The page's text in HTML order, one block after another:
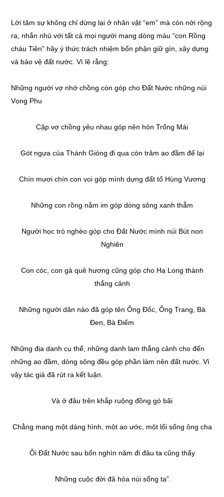
Lời tâm sự không chỉ dừng lại ở nhân vật “em” mà còn nới rộng
ra, nhắn nhủ với tất cả mọi người mang dòng máu “con Rồng
cháu Tiên” hãy ý thức trách nhiệm bổn phận giữ gìn, xây dựng
và bảo vệ đất nước. Vì lẽ rằng:
Những người vợ nhớ chồng còn góp cho Đất Nước những núi
Vọng Phu
Cặp vợ chồng yêu nhau góp nên hòn Trống Mái
Gót ngựa của Thánh Gióng đi qua còn trăm ao đầm để lại
Chín mươi chín con voi góp mình dựng đất tổ Hùng Vương
Những con rồng nằm im góp dòng sông xanh thẳm
Người học trò nghèo góp cho Đất Nước mình núi Bút non
Nghiên
Con cóc, con gà quê hương cũng góp cho Hạ Long thành
thắng cảnh
Những người dân nào đã góp tên Ông Đốc, Ông Trang, Bà
Đen, Bà Điểm
Những địa danh cụ thể, những danh lam thắng cảnh cho đến
những ao đầm, dòng sông đều góp phần làm nên đất nước. Vì
vậy tác giả đã rút ra kết luận.
Và ở đâu trên khắp ruộng đồng gò bãi
Chẳng mang một dáng hình, một ao ước, một lối sống ông cha
Ôi Đất Nước sau bốn nghìn năm đi đâu ta cũng thấy
Những cuộc đời đã hóa núi sống ta”.